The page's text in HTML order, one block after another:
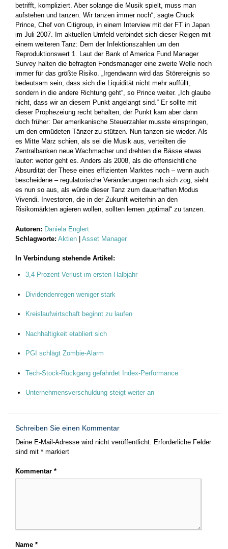
betrifft, kompliziert. Aber solange die Musik spielt, muss man
aufstehen und tanzen. Wir tanzen immer noch“, sagte Chuck
Prince, Chef von Citigroup, in einem Interview mit der FT in Japan
im ­Juli 2007. Im aktuellen Umfeld verbindet sich dieser Reigen mit
einem weiteren Tanz: Dem der Infektionszahlen um den
Reproduktionswert 1. Laut der Bank of America Fund Manager
Survey halten die befragten Fondsmanager eine zweite Welle noch
immer für das größte Risiko. „Irgendwann wird das Störereignis so
bedeutsam sein, dass sich die Liquidität nicht mehr auffüllt,
sondern in die andere ­Richtung geht“, so Prince weiter. „Ich glaube
nicht, dass wir an ­diesem Punkt angelangt sind.“ Er sollte mit
dieser Prophezeiung recht behalten, der Punkt kam aber dann
doch früher: Der amerikanische Steuerzahler musste einspringen,
um den ermüdeten ­Tänzer zu stützen. Nun tanzen sie wieder. Als
es Mitte März schien, als sei die Musik aus, verteilten die
Zentralbanken neue Wach­macher und drehten die Bässe etwas
lauter: weiter geht es. Anders als 2008, als die offensichtliche
Absurdität der These eines ­effizienten Marktes noch – wenn auch
bescheidene – ­regulatorische Veränderungen nach sich zog, sieht
es nun so aus, als würde dieser Tanz zum dauerhaften Modus
Vivendi. Investoren, die in der ­Zukunft weiterhin an den
Risikomärkten agieren wollen, sollten lernen „optimal“ zu tanzen.
Autoren: Daniela Englert
Schlagworte: Aktien | Asset Manager
In Verbindung stehende Artikel:
3,4 Prozent Verlust im ersten Halbjahr
Dividendenregen weniger stark
Kreislaufwirtschaft beginnt zu laufen
Nachhaltigkeit etabliert sich
PGI schlägt Zombie-Alarm
Tech-Stock-Rückgang gefährdet Index-Performance
Unternehmensverschuldung steigt weiter an
Schreiben Sie einen Kommentar
Deine E-Mail-Adresse wird nicht veröffentlicht. Erforderliche Felder
sind mit * markiert
Kommentar *
Name *